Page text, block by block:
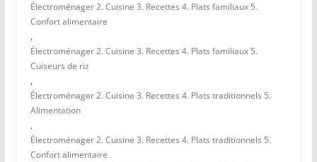
Électroménager 2. Cuisine 3. Recettes 4. Plats familiaux 5.
Confort alimentaire
,
Électroménager 2. Cuisine 3. Recettes 4. Plats familiaux 5.
Cuiseurs de riz
,
Électroménager 2. Cuisine 3. Recettes 4. Plats traditionnels 5.
Alimentation
,
Électroménager 2. Cuisine 3. Recettes 4. Plats traditionnels 5.
Confort alimentaire